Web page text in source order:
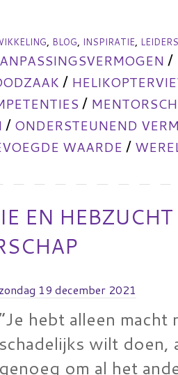
, BLOG, INSPIRATIE,
/
/
/
/ ONDERSTEUNEND
WAARDE /
EN
zondag 19 december 2021
hebt alleen macht
schadelijks wilt doen,
genoeg om al het